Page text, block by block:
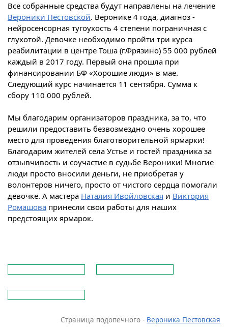
Все собранные средства будут направлены на лечение
Вероники Пестовской. Веронике 4 года, диагноз -
нейросенсорная тугоухость 4 степени пограничная с
глухотой. Девочке необходимо пройти три курса
реабилитации в центре Тоша (г.Фрязино) 55 000 рублей
каждый в 2017 году. Первый она прошла при
финансировании БФ «Хорошие люди» в мае.
Следующий курс начинается 11 сентября. Сумма к
сбору 110 000 рублей.
Мы благодарим организаторов праздника, за то, что
решили предоставить безвозмездно очень хорошее
место для проведения благотворительной ярмарки!
Благодарим жителей села Устье и гостей праздника за
отзывчивость и соучастие в судьбе Вероники! Многие
люди просто вносили деньги, не приобретая у
волонтеров ничего, просто от чистого сердца помогали
девочке. А мастера Наталия Ивойловская и Виктория
Ромашовапринесли свои работы для наших
предстоящих ярмарок.
Страница подопечного - Вероника Пестовская